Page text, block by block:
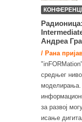
Андреа
/ Рана
средњег
моделирања.
за развој
исање